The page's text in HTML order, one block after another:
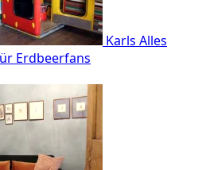
Karls Alles
Erdbeerfans